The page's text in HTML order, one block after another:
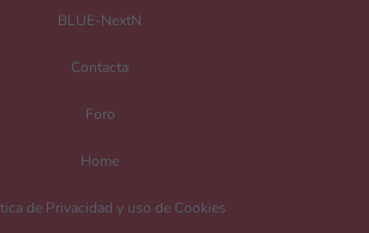
correo electrónico y web en este navegador para la
BLUE-NextN
Contacta
Foro
Home
de Privacidad y uso de Cookies